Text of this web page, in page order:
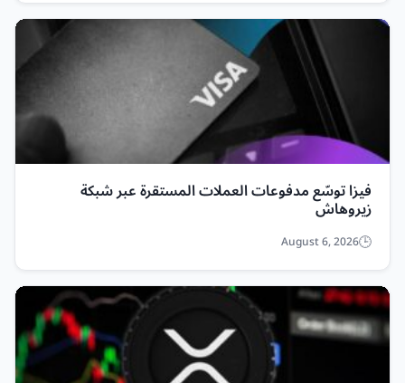
فيزا توسّع مدفوعات العملات المستقرة عبر شبكة
زيروهاش
August 6, 2026